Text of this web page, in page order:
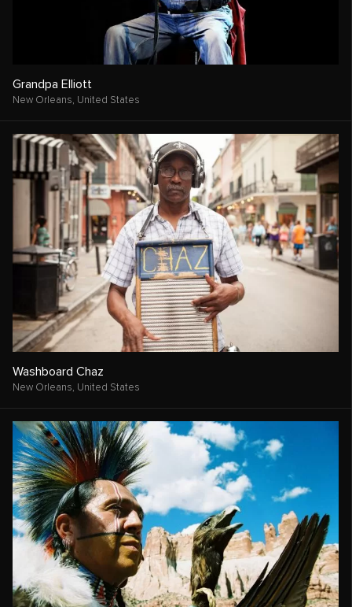
Grandpa Elliott
New Orleans, United States
Washboard Chaz
New Orleans, United States